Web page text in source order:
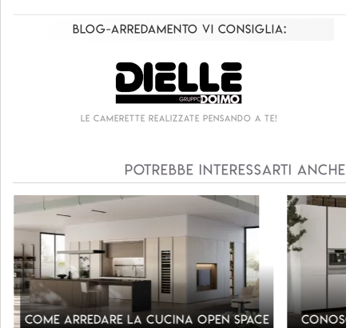
Blog-Arredamento vi consiglia:
Potrebbe interessarti anche
Come arredare la cucina open space